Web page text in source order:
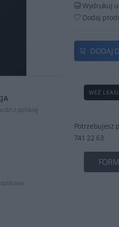
z polskiej
Wydrukuj
Dodaj
DODAJ
WEŹ
Potrzebujesz
741 22 63